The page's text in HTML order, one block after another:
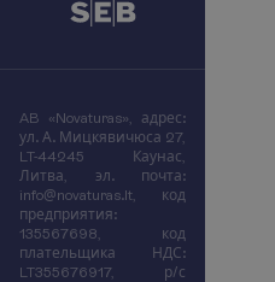
AB «Novaturas», адрес:
ул. А. Мицкявичюса 27,
LT-44245 Каунас,
Литва, эл. почта:
info@novaturas.lt, код
предприятия:
135567698, код
плательщика НДС:
LT355676917, р/с